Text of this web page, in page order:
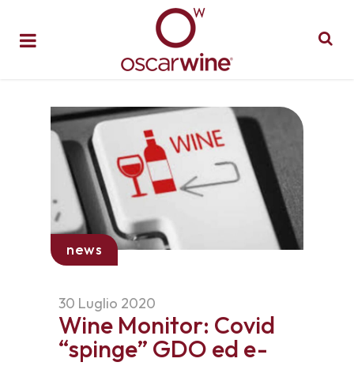
news
30 Luglio 2020
Wine Monitor: Covid
“spinge” GDO ed e-